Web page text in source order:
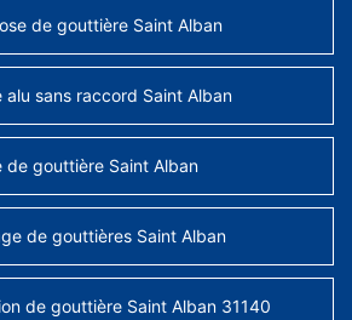
de gouttière Saint Alban
alu sans raccord Saint Alban
de gouttière Saint Alban
de gouttières Saint Alban
de gouttière Saint Alban 31140